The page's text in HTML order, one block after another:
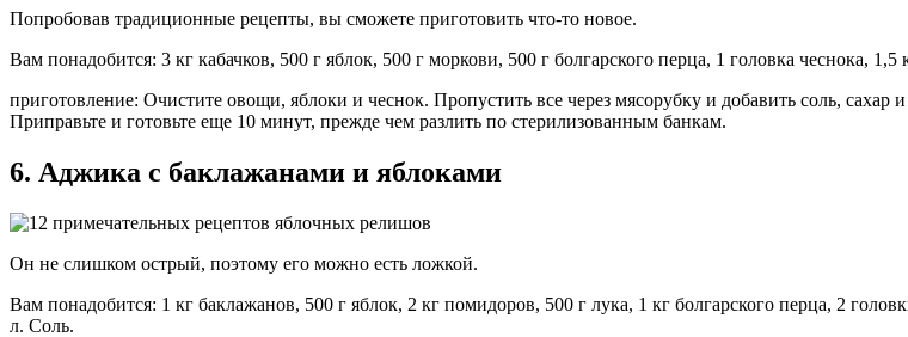
Попробовав традиционные рецепты, вы сможете приготовить что-то новое.
Вам понадобится: 3 кг кабачков, 500 г яблок, 500 г моркови, 500 г болгарского перца, 1 головка чеснока,
приготовление: Очистите овощи, яблоки и чеснок. Пропустить все через мясорубку и добавить соль,
Приправьте и готовьте еще 10 минут, прежде чем разлить по стерилизованным банкам.
6. Аджика с баклажанами и яблоками
Он не слишком острый, поэтому его можно есть ложкой.
Вам понадобится: 1 кг баклажанов, 500 г яблок, 2 кг помидоров, 500 г лука, 1 кг болгарского перца, 2
л. Соль.